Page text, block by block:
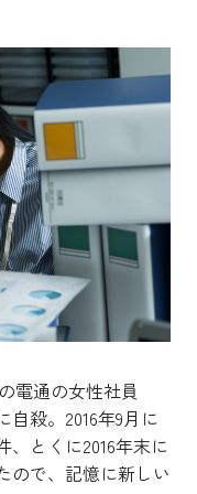
電通の女性社員
殺。2016年9月に
とくに2016年末に
ので、記憶に新しい